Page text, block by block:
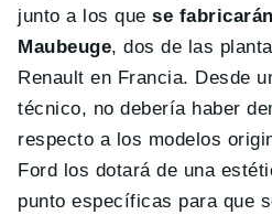
junto a los quese
Maubeuge, dos de las
Renault en Francia. Desde
técnico, no debería haber
respecto a los modelos
Ford los dotará de una
punto específicas para que